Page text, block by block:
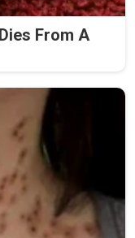
From A